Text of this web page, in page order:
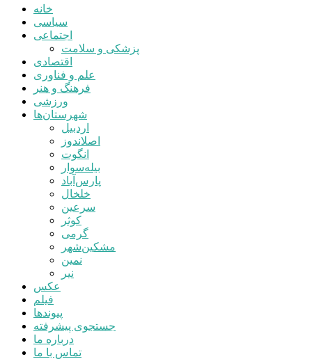
خانه
سیاسی
اجتماعی
پزشکی و سلامت
اقتصادی
علم و فناوری
فرهنگ و هنر
ورزشی
شهرستان‌ها
اردبیل
اصلاندوز
انگوت
بیله‌سوار
پارس‌آباد
خلخال
سرعین
کوثر
گرمی
مشکین‌شهر
نمین
نیر
عکس
فیلم
پیوندها
جستجوی پیشرفته
درباره ما
تماس با ما